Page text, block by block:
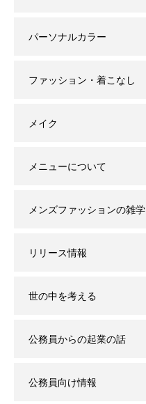
パーソナルカラー
ファッション・着こなし
メイク
メニューについて
メンズファッションの雑学
リリース情報
世の中を考える
公務員からの起業の話
公務員向け情報